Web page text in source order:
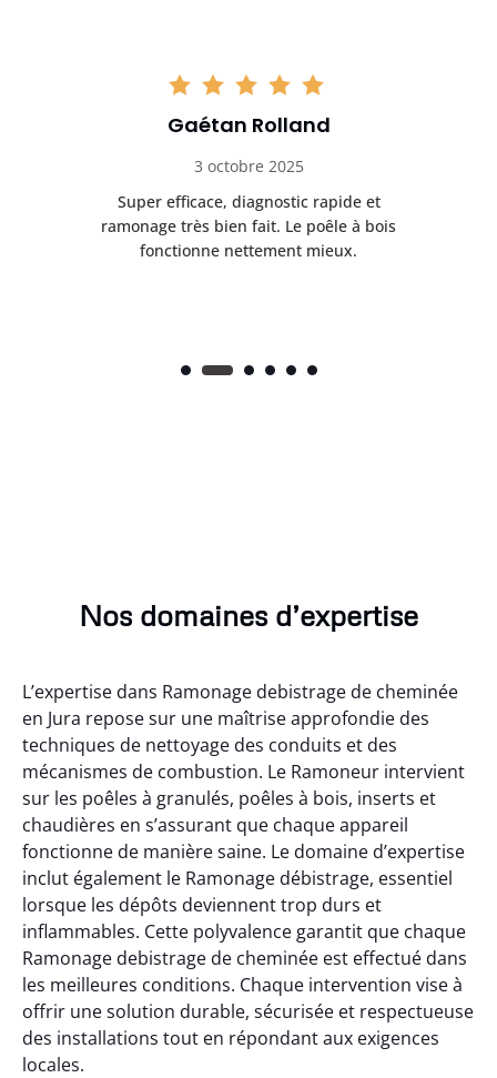
Gaétan Rolland
3 octobre 2025
Super efficace, diagnostic rapide et
ramonage très bien fait. Le poêle à bois
fonctionne nettement mieux.
Nos domaines d’expertise
L’expertise dans Ramonage debistrage de cheminée
en Jura repose sur une maîtrise approfondie des
techniques de nettoyage des conduits et des
mécanismes de combustion. Le Ramoneur intervient
sur les poêles à granulés, poêles à bois, inserts et
chaudières en s’assurant que chaque appareil
fonctionne de manière saine. Le domaine d’expertise
inclut également le Ramonage débistrage, essentiel
lorsque les dépôts deviennent trop durs et
inflammables. Cette polyvalence garantit que chaque
Ramonage debistrage de cheminée est effectué dans
les meilleures conditions. Chaque intervention vise à
offrir une solution durable, sécurisée et respectueuse
des installations tout en répondant aux exigences
locales.